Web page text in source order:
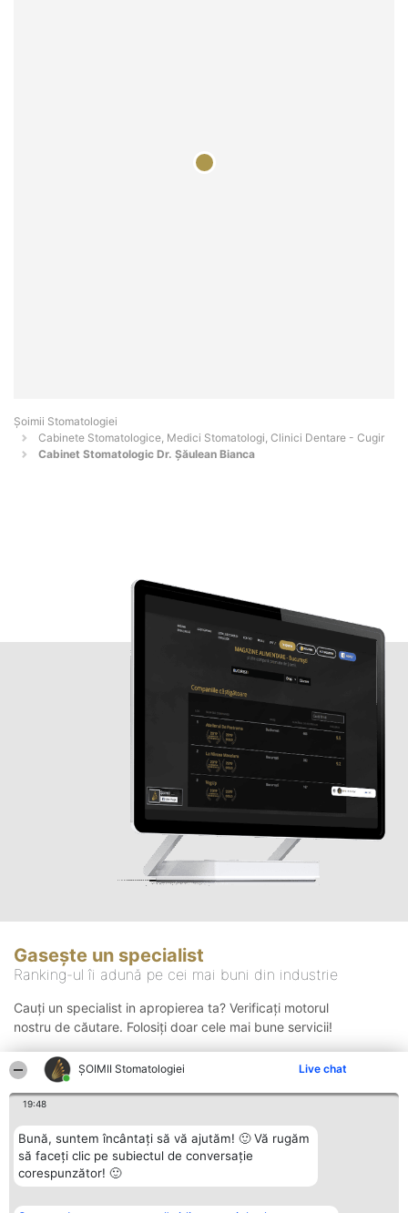
ȘOIMII Stomatologiei Live chat
19:48
Bună, suntem încântați să vă ajutăm! 🙂 Vă rugăm
să faceți clic pe subiectul de conversație
corespunzător! 🙂
Șoimii Stomatologiei
Cabinete Stomatologice, Medici Stomatologi, Clinici Dentare - Cugir
Cabinet Stomatologic Dr. Șăulean Bianca
Gasește un specialist
Ranking-ul îi adună pe cei mai buni din industrie
Cauți un specialist in apropierea ta? Verificați motorul
nostru de căutare. Folosiți doar cele mai bune servicii!